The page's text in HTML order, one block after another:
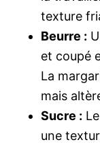
texture
Beurre :
et coupé
La
mais
Sucre :
une